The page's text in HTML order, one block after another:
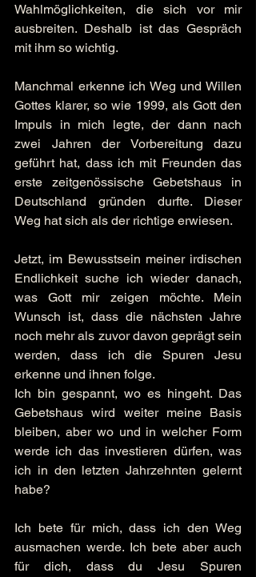
Wahlmöglichkeiten, die sich vor mir
ausbreiten. Deshalb ist das Gespräch
mit ihm so wichtig.
Manchmal erkenne ich Weg und Willen
Gottes klarer, so wie 1999, als Gott den
Impuls in mich legte, der dann nach
zwei Jahren der Vorbereitung dazu
geführt hat, dass ich mit Freunden das
erste zeitgenössische Gebetshaus in
Deutschland gründen durfte. Dieser
Weg hat sich als der richtige erwiesen.
Jetzt, im Bewusstsein meiner irdischen
Endlichkeit suche ich wieder danach,
was Gott mir zeigen möchte. Mein
Wunsch ist, dass die nächsten Jahre
noch mehr als zuvor davon geprägt sein
werden, dass ich die Spuren Jesu
erkenne und ihnen folge.
Ich bin gespannt, wo es hingeht. Das
Gebetshaus wird weiter meine Basis
bleiben, aber wo und in welcher Form
werde ich das investieren dürfen, was
ich in den letzten Jahrzehnten gelernt
habe?
Ich bete für mich, dass ich den Weg
ausmachen werde. Ich bete aber auch
für dich, dass du Jesu Spuren